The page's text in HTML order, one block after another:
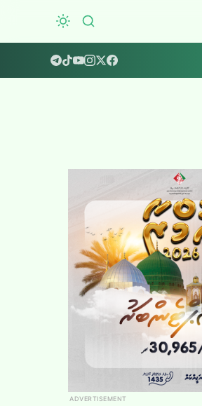
ADVERTISEMENT